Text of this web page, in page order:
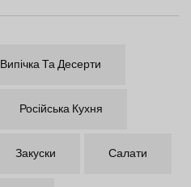
Випічка Та Десерти
Російська Кухня
Закуски Салати